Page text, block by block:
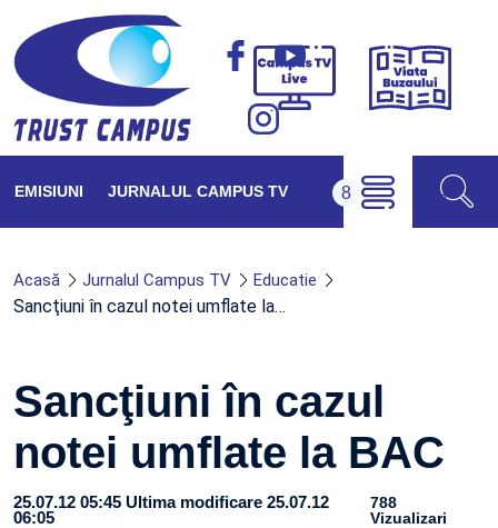
Campus
Viața
EMISIUNI JURNALUL CAMPUS TV
Acasă Jurnalul Campus TV Educatie
Sancţiuni în cazul notei umflate la…
Sancţiuni în cazul
notei umflate la BAC
25.07.12 05:45 Ultima modificare 25.07.12
06:05
788
Vizualizari